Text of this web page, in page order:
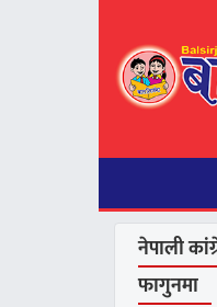
नेपाली
फागुनमा